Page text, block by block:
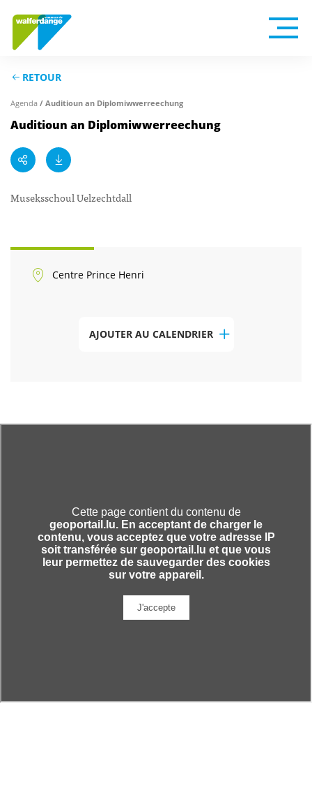
RETOUR
Agenda / Auditioun an Diplomiwwerreechung
Auditioun an Diplomiwwerreechung
Museksschoul Uelzechtdall
Centre Prince Henri
AJOUTER AU CALENDRIER